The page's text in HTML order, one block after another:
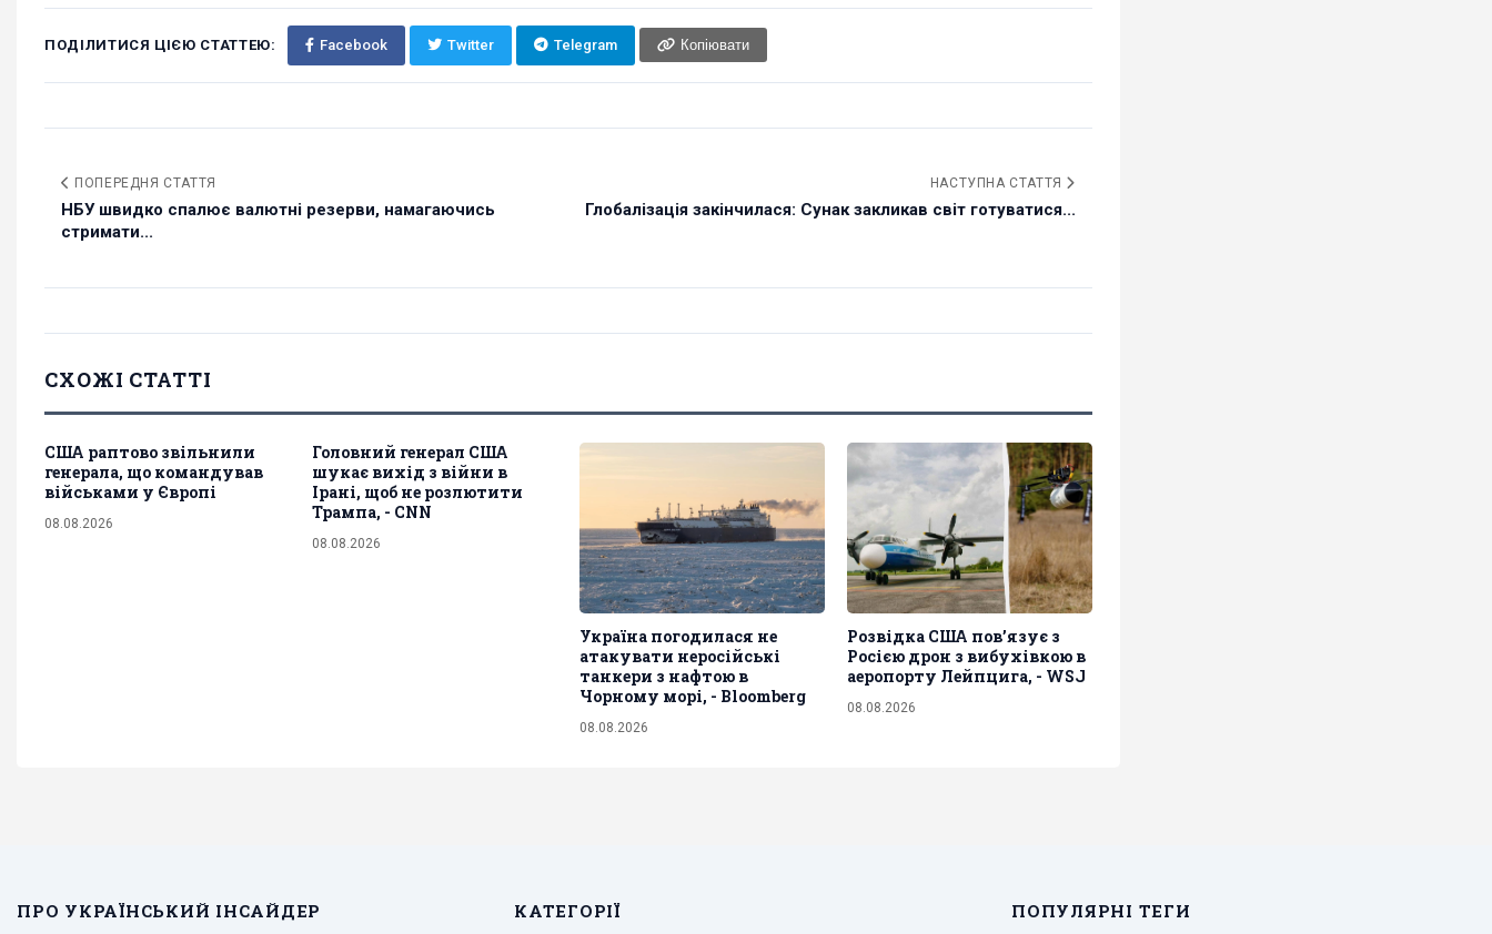
ПОДІЛИТИСЯ ЦІЄЮ СТАТТЕЮ: Facebook Twitter Telegram Копіювати
ПОПЕРЕДНЯ СТАТТЯ
НБУ швидко спалює валютні резерви, намагаючись
стримати...
НАСТУПНА СТАТТЯ
Глобалізація закінчилася: Сунак закликав світ готуватися...
СХОЖІ СТАТТІ
США раптово звільнили
генерала, що командував
військами у Європі
08.08.2026
Головний генерал США
шукає вихід з війни в
Ірані, щоб не розлютити
Трампа, - CNN
08.08.2026
Україна погодилася не
атакувати неросійські
танкери з нафтою в
Чорному морі, - Bloomberg
08.08.2026
Розвідка США пов’язує з
Росією дрон з вибухівкою в
аеропорту Лейпцига, - WSJ
08.08.2026
ПРО УКРАЇНСЬКИЙ ІНСАЙДЕР КАТЕГОРІЇ ПОПУЛЯРНІ ТЕГИ